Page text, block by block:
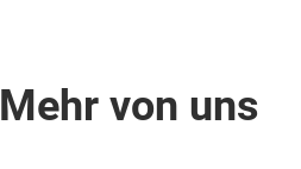
Mehr von uns